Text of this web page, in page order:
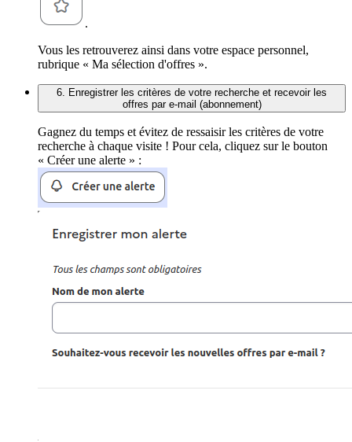
.
Vous les retrouverez ainsi dans votre espace personnel,
rubrique « Ma sélection d'offres ».
6. Enregistrer les critères de votre recherche et recevoir les
offres par e-mail (abonnement)
Gagnez du temps et évitez de ressaisir les critères de votre
recherche à chaque visite ! Pour cela, cliquez sur le bouton
« Créer une alerte » :